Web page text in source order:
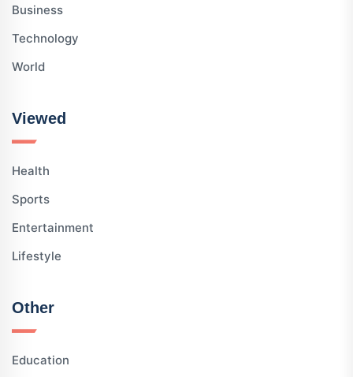
Business
Technology
World
Viewed
Health
Sports
Entertainment
Lifestyle
Other
Education